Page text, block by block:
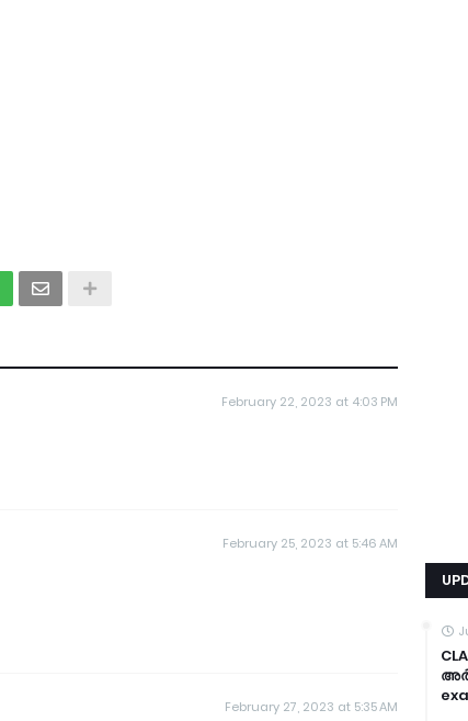
February 22, 2023 at 4:03 PM
February 25, 2023 at 5:46 AM
February 27, 2023 at 5:35 AM